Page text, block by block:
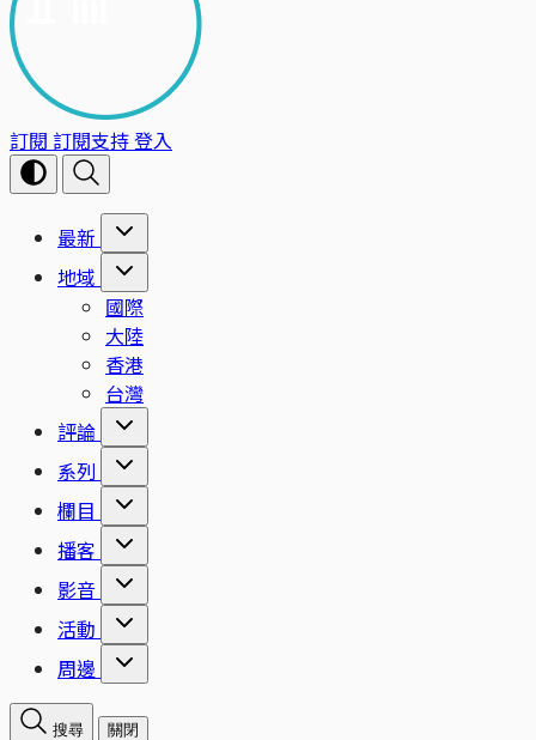
訂閱 訂閱支持登入
最新
地域
國際
大陸
香港
台灣
評論
系列
欄目
播客
影音
活動
周邊
搜尋 關閉